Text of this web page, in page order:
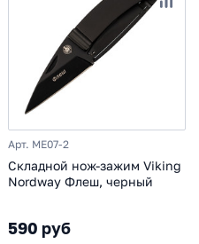
Арт. ME07-2
Складной нож-зажим Viking
Nordway Флеш, черный
590 руб